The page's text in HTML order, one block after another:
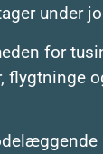
under
for